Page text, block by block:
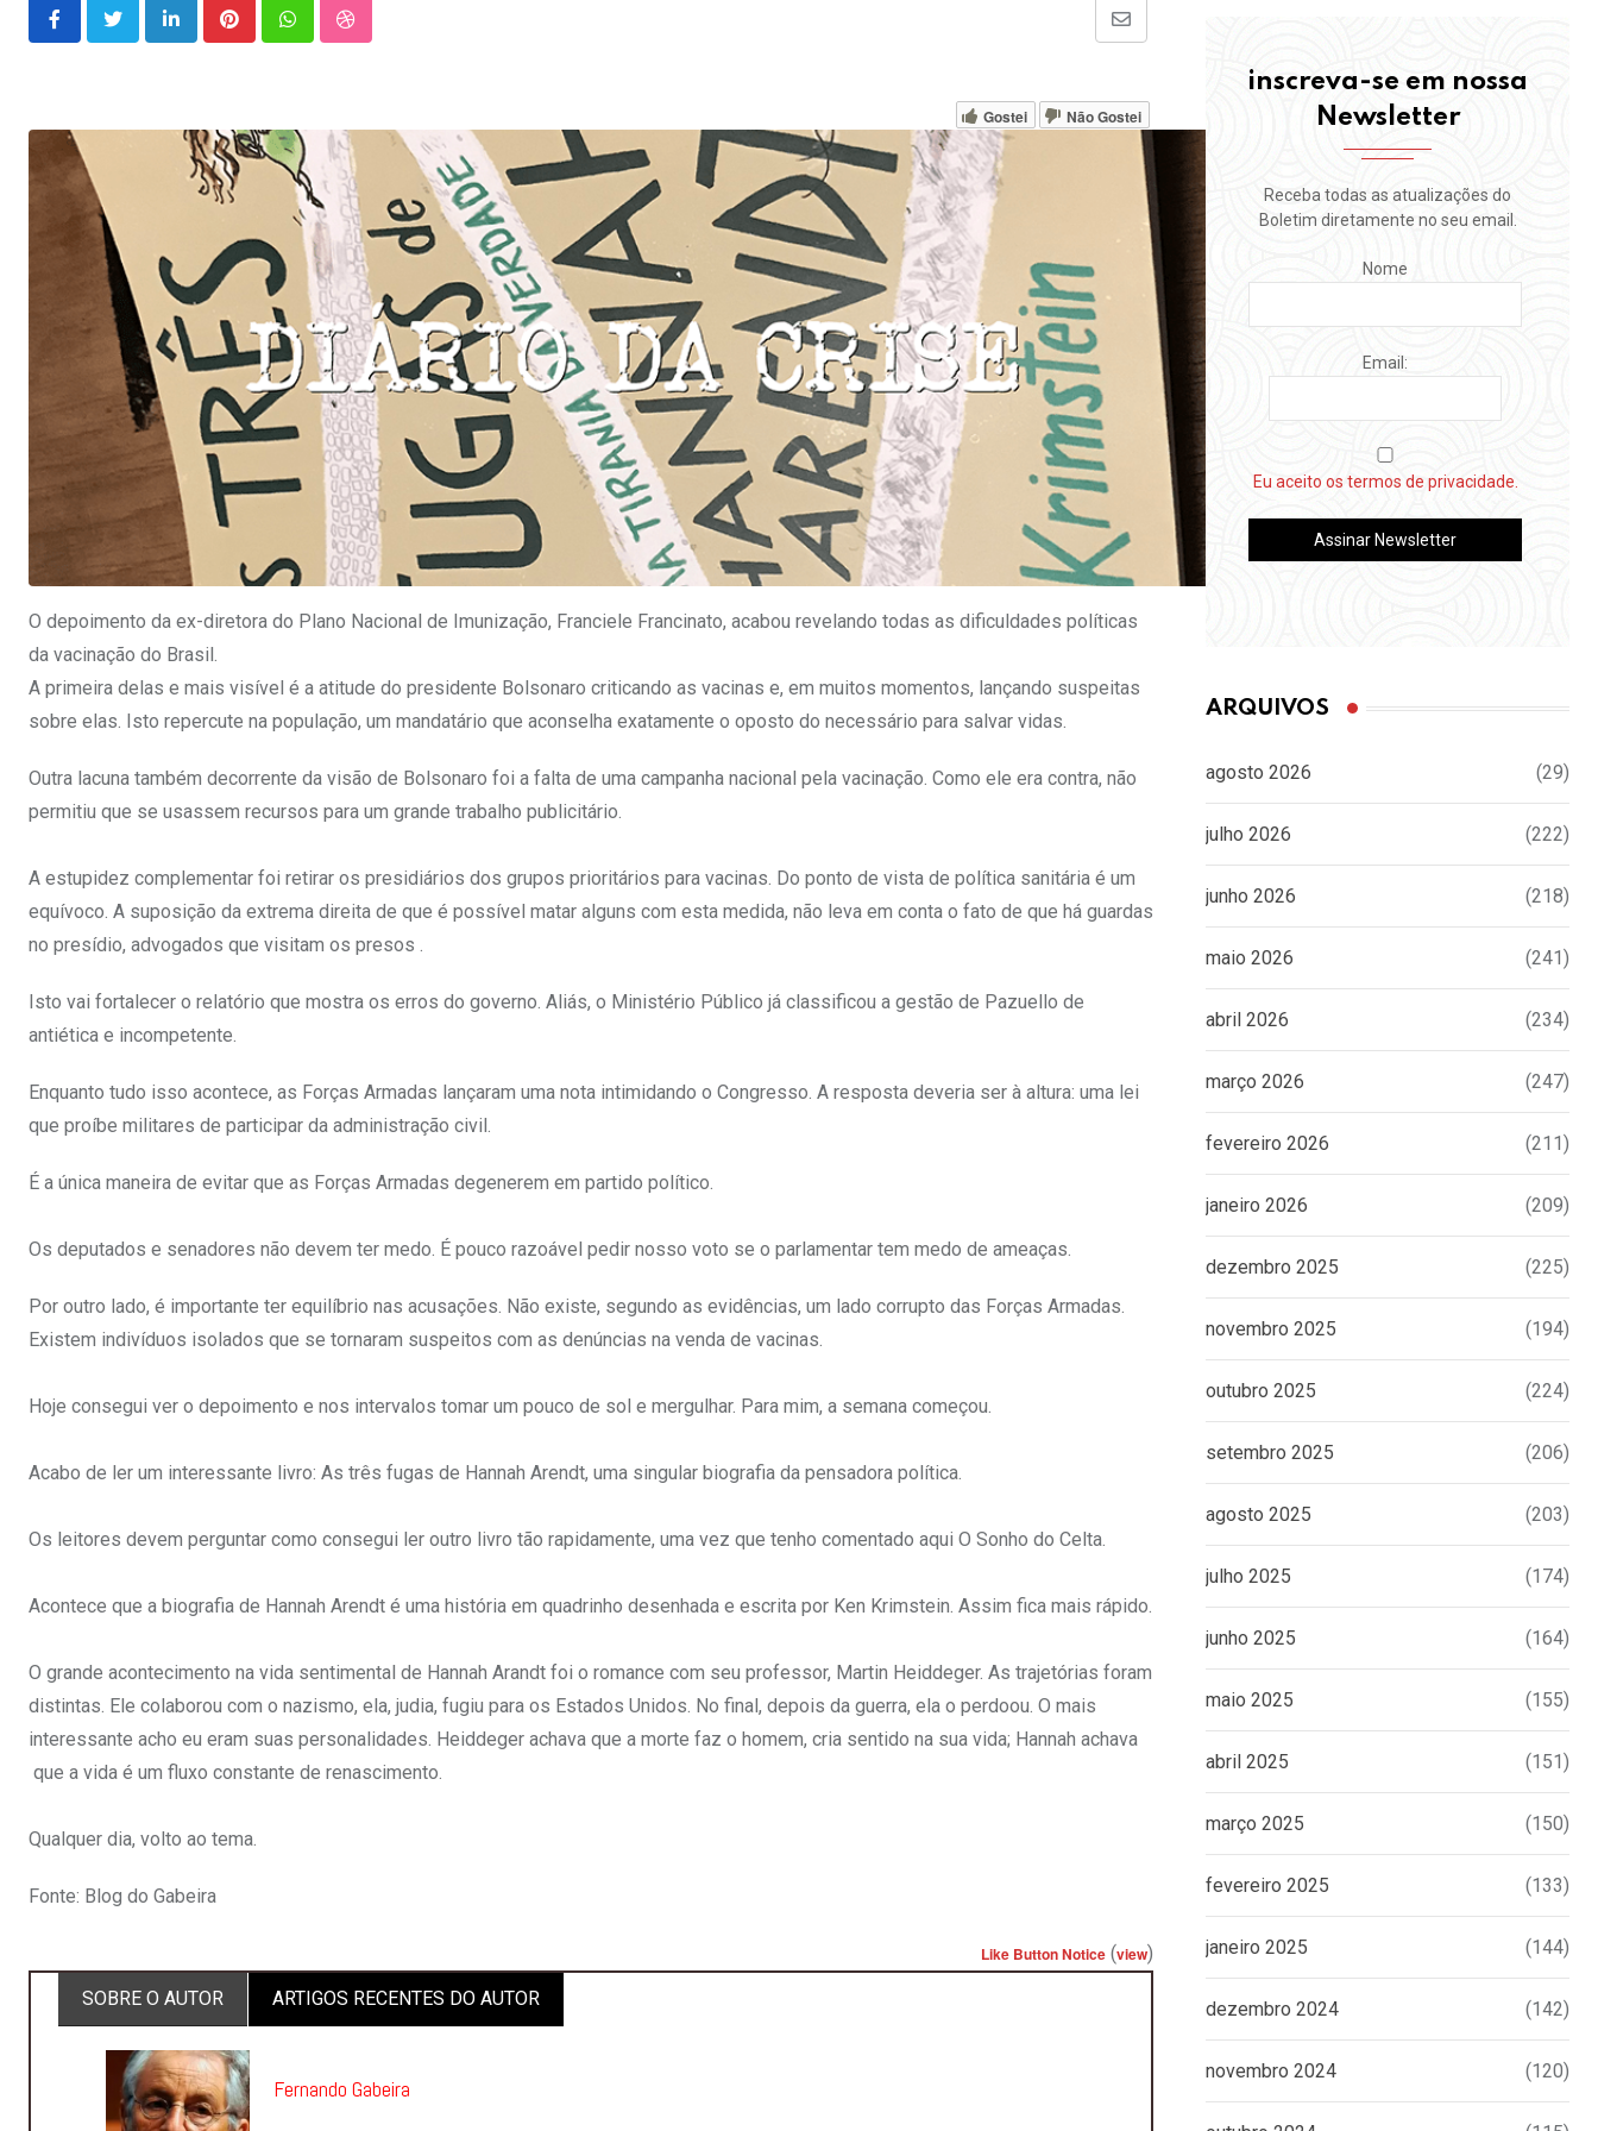
LinkedInPinterestWhatsappStumbleUpon
Share
Email
Gostei Não Gostei
O depoimento da ex-diretora do Plano Nacional de Imunização, Franciele Francinato, acabou revelando todas as dificuldades políticas
da vacinação do Brasil.
A primeira delas e mais visível é a atitude do presidente Bolsonaro criticando as vacinas e, em muitos momentos, lançando suspeitas
sobre elas. Isto repercute na população, um mandatário que aconselha exatamente o oposto do necessário para salvar vidas.
Outra lacuna também decorrente da visão de Bolsonaro foi a falta de uma campanha nacional pela vacinação. Como ele era contra, não
permitiu que se usassem recursos para um grande trabalho publicitário.
A estupidez complementar foi retirar os presidiários dos grupos prioritários para vacinas. Do ponto de vista de política sanitária é um
equívoco. A suposição da extrema direita de que é possível matar alguns com esta medida, não leva em conta o fato de que há guardas
no presídio, advogados que visitam os presos .
Isto vai fortalecer o relatório que mostra os erros do governo. Aliás, o Ministério Público já classificou a gestão de Pazuello de
antiética e incompetente.
Enquanto tudo isso acontece, as Forças Armadas lançaram uma nota intimidando o Congresso. A resposta deveria ser à altura: uma lei
que proíbe militares de participar da administração civil.
É a única maneira de evitar que as Forças Armadas degenerem em partido político.
Os deputados e senadores não devem ter medo. É pouco razoável pedir nosso voto se o parlamentar tem medo de ameaças.
Por outro lado, é importante ter equilíbrio nas acusações. Não existe, segundo as evidências, um lado corrupto das Forças Armadas.
Existem indivíduos isolados que se tornaram suspeitos com as denúncias na venda de vacinas.
Hoje consegui ver o depoimento e nos intervalos tomar um pouco de sol e mergulhar. Para mim, a semana começou.
Acabo de ler um interessante livro: As três fugas de Hannah Arendt, uma singular biografia da pensadora política.
Os leitores devem perguntar como consegui ler outro livro tão rapidamente, uma vez que tenho comentado aqui O Sonho do Celta.
Acontece que a biografia de Hannah Arendt é uma história em quadrinho desenhada e escrita por Ken Krimstein. Assim fica mais rápido.
O grande acontecimento na vida sentimental de Hannah Arandt foi o romance com seu professor, Martin Heiddeger. As trajetórias foram
distintas. Ele colaborou com o nazismo, ela, judia, fugiu para os Estados Unidos. No final, depois da guerra, ela o perdoou. O mais
interessante acho eu eram suas personalidades. Heiddeger achava que a morte faz o homem, cria sentido na sua vida; Hannah achava
que a vida é um fluxo constante de renascimento.
Qualquer dia, volto ao tema.
Fonte: Blog do Gabeira
Like Button Notice (view)
SOBRE O AUTOR
ARTIGOS RECENTES DO AUTOR
Fernando Gabeira
inscreva-se em nossa
Newsletter
Receba todas as atualizações do
Boletim diretamente no seu email.
Nome
Email:
Eu aceito os termos de privacidade.
ARQUIVOS
agosto 2026 (29)
julho 2026 (222)
junho 2026 (218)
maio 2026 (241)
abril 2026 (234)
março 2026 (247)
fevereiro 2026 (211)
janeiro 2026 (209)
dezembro 2025 (225)
novembro 2025 (194)
outubro 2025 (224)
setembro 2025 (206)
agosto 2025 (203)
julho 2025 (174)
junho 2025 (164)
maio 2025 (155)
abril 2025 (151)
março 2025 (150)
fevereiro 2025 (133)
janeiro 2025 (144)
dezembro 2024 (142)
novembro 2024 (120)